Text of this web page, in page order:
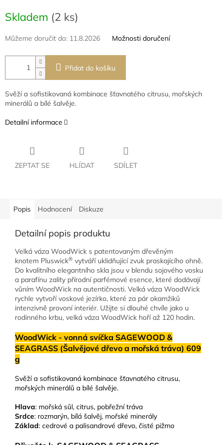
cena:
Skladem (2 ks)
Můžeme doručit do: 11.8.2026 Možnosti doručení
Přidat do košíku
Svěží a sofistikovaná kombinace šťavnatého citrusu, mořských
minerálů a bílé šalvěje.
Detailní informace
ZEPTAT SE HLÍDAT SDÍLET
Popis Hodnocení Diskuze
Detailní popis produktu
Velká váza WoodWick s patentovaným dřevěným
knotem Pluswick® vytváří uklidňující zvuk praskajícího ohně.
Do kvalitního elegantního skla jsou v blendu sojového vosku
a parafínu zality přírodní parfémové esence, které dodávají
vůním WoodWick na autentičnosti. Velká váza WoodWick
rychle vytvoří voskové jezírko, které za pár okamžiků
intenzivně provoní interiér. Užijte si dlouhé chvíle jako u
rodinného krbu, velká váza WoodWick hoří až 120 hodin.
WoodWick - vonná svíčka SAGEWOOD &
SEAGRASS (Šalvějové dřevo a mořská tráva) 609
g
Svěží a sofistikovaná kombinace šťavnatého citrusu,
mořských minerálů a bílé šalvěje.
Hlava: mořská sůl, citrus, pobřežní tráva
Srdce: rozmarýn, bílá šalvěj, mořské minerály
Základ: cedrové a palisandrové dřevo, čisté pižmo